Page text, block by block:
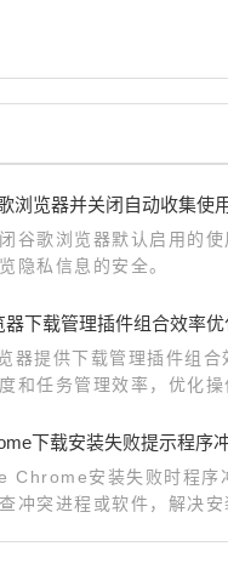
浏览器并关闭自动收集使
谷歌浏览器默认启用的
隐私信息的安全。
器下载管理插件组合效率优
器提供下载管理插件组合
和任务管理效率，优化操
下载安装失败提示程序
Chrome安装失败时程序
冲突进程或软件，解决安